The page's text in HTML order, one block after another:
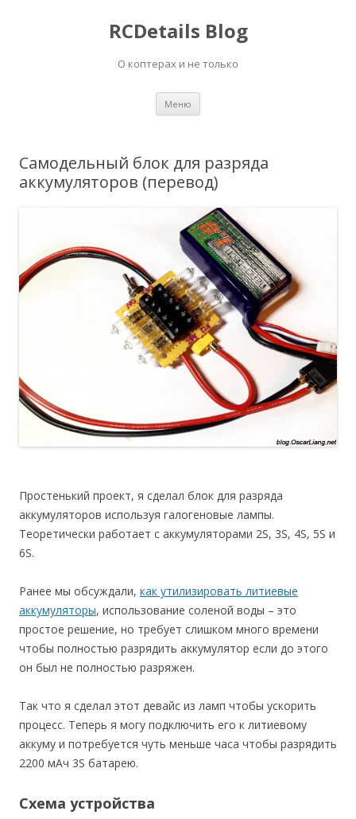
RCDetails Blog
О коптерах и не только
Меню
Самодельный блок для разряда
аккумуляторов (перевод)
Простенький проект, я сделал блок для разряда
аккумуляторов используя галогеновые лампы.
Теоретически работает с аккумуляторами 2S, 3S, 4S, 5S и
6S.
Ранее мы обсуждали, как утилизировать литиевые
аккумуляторы, использование соленой воды – это
простое решение, но требует слишком много времени
чтобы полностью разрядить аккумулятор если до этого
он был не полностью разряжен.
Так что я сделал этот девайс из ламп чтобы ускорить
процесс. Теперь я могу подключить его к литиевому
аккуму и потребуется чуть меньше часа чтобы разрядить
2200 мАч 3S батарею.
Схема устройства